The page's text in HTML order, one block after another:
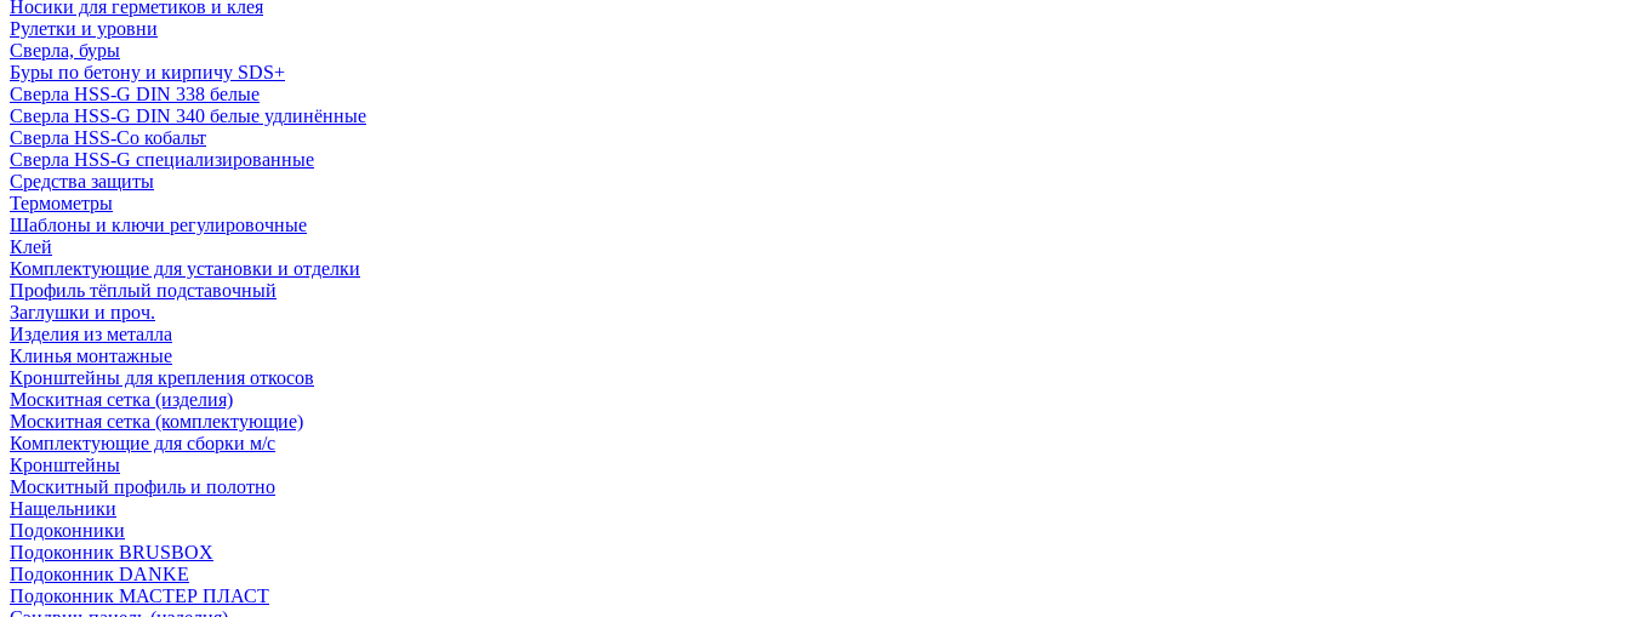
Носики для герметиков и клея
Рулетки и уровни
Сверла, буры
Буры по бетону и кирпичу SDS+
Сверла HSS-G DIN 338 белые
Сверла HSS-G DIN 340 белые удлинённые
Сверла HSS-Co кобальт
Сверла HSS-G специализированные
Средства защиты
Термометры
Шаблоны и ключи регулировочные
Клей
Комплектующие для установки и отделки
Профиль тёплый подставочный
Заглушки и проч.
Изделия из металла
Клинья монтажные
Кронштейны для крепления откосов
Москитная сетка (изделия)
Москитная сетка (комплектующие)
Комплектующие для сборки м/с
Кронштейны
Москитный профиль и полотно
Нащельники
Подоконники
Подоконник BRUSBOX
Подоконник DANKE
Подоконник МАСТЕР ПЛАСТ